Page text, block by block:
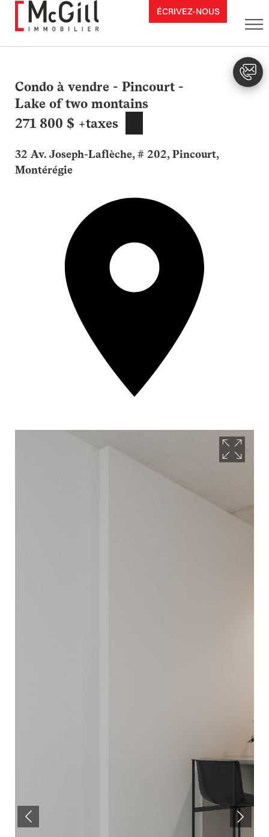
Aller
ÉCRIVEZ-NOUS
Condo à vendre - Pincourt -
Lake of two montains
271 800 $ +taxes
32 Av. Joseph-Laflèche, # 202, Pincourt,
Montérégie